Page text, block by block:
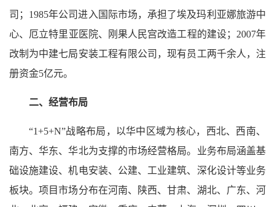
司；1985年公司进入国际市场，承担了埃及玛利亚娜旅游中
心、厄立特里亚医院、刚果人民宫改造工程的建设；2007年
改制为中建七局安装工程有限公司，现有员工两千余人，注
册资金5亿元。
二、经营布局
“1+5+N”战略布局，以华中区域为核心，西北、西南、
南方、华东、华北为支撑的市场经营格局。业务布局涵盖基
础设施建设、机电安装、公建、工业建筑、深化设计等业务
板块。项目市场分布在河南、陕西、甘肃、湖北、广东、河